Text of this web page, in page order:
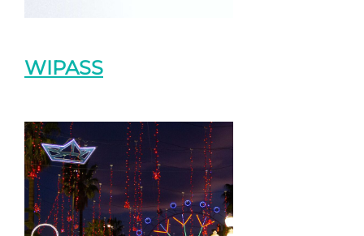
WIPASS